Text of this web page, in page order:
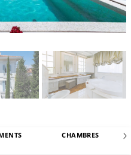
CHAMBRES